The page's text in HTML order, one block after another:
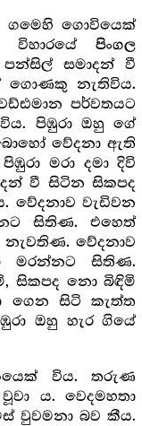
ගමෙහි ගොවියෙක්
විහාරයේපිංගල
සමාදන් වී
ගොණකු නැතිවිය.
පර්වතයට
පිඹුරා ඔහු ගේ
වේදනා ඇති
මරා දමා දිවි
වී සිටින සිකපද
වේදනාව වැඩිවන
සිතිණ. එහෙත්
වේදනාව
මරන්නට සිතිණ.
සිකපද නො බිඳිමි
ගෙන සිටි කැත්ත
ඔහු හැර ගියේ
විය. තරුණ
ය. වෙදමහතා
වුවමනා බව කීය.